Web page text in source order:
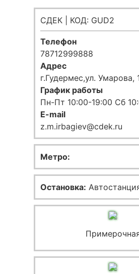
СДЕК | КОД: GUD2
Телефон
78712999888
Адрес
г.Гудермес,ул. Умарова,
График работы
Пн-Пт 10:00-19:00 Сб
E-mail
z.m.irbagiev@cdek.ru
Метро:
Остановка: